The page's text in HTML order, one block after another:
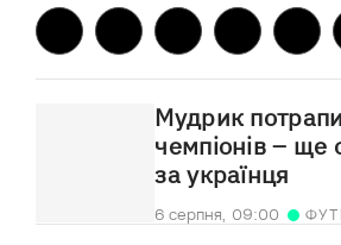
Мудрик
чемпіонів – ще
за українця
6 серпня, 09:00